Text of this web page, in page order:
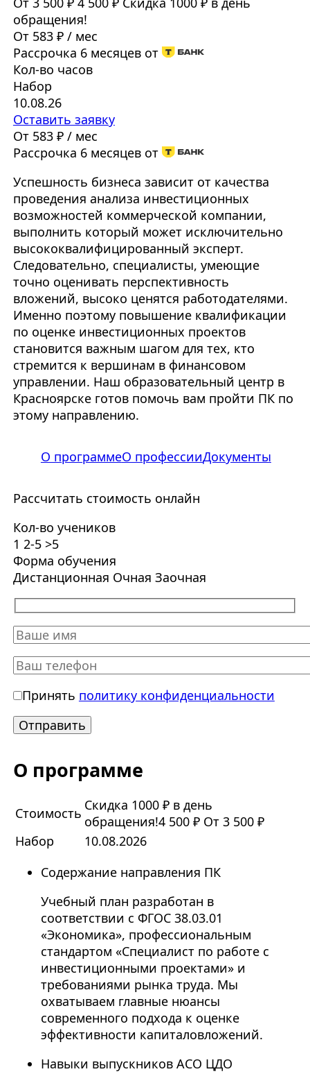
обращения!
От 583 ₽ / мес
Рассрочка 6 месяцев от
Кол-во часов
Набор
10.08.26
Оставить заявку
От 583 ₽ / мес
Рассрочка 6 месяцев от
Успешность бизнеса зависит от качества
проведения анализа инвестиционных
возможностей коммерческой компании,
выполнить который может исключительно
высококвалифицированный эксперт.
Следовательно, специалисты, умеющие
точно оценивать перспективность
вложений, высоко ценятся работодателями.
Именно поэтому повышение квалификации
по оценке инвестиционных проектов
становится важным шагом для тех, кто
стремится к вершинам в финансовом
управлении. Наш образовательный центр в
Красноярске готов помочь вам пройти ПК по
этому направлению.
О программеО профессииДокументы
Рассчитать стоимость онлайн
Кол-во учеников
1 2-5 >5
Форма обучения
Дистанционная Очная Заочная
Принять политику конфиденциальности
О программе
Стоимость Скидка 1000 ₽ в день
обращения!4 500 ₽ От 3 500 ₽
Набор
10.08.2026
Содержание направления ПК
Учебный план разработан в
соответствии с ФГОС 38.03.01
«Экономика», профессиональным
стандартом «Специалист по работе с
инвестиционными проектами» и
требованиями рынка труда. Мы
охватываем главные нюансы
современного подхода к оценке
эффективности капиталовложений.
Навыки выпускников АСО ЦДО